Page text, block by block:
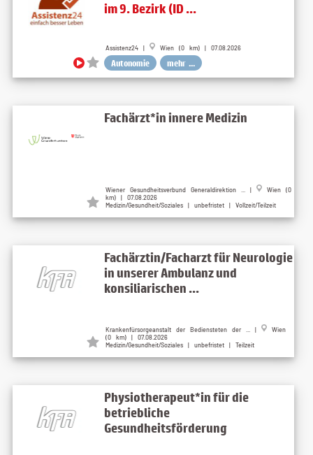
im 9. Bezirk (ID ...
Assistenz24 | Wien (0 km) | 07.08.2026
Autonomie mehr ...
Fachärzt*in innere Medizin
Wiener Gesundheitsverbund Generaldirektion ... |
Wien (0
km) | 07.08.2026
Medizin/Gesundheit/Soziales | unbefristet | Vollzeit/Teilzeit
Fachärztin/Facharzt für Neurologie
in unserer Ambulanz und
konsiliarischen ...
Krankenfürsorgeanstalt der Bediensteten der ... |
Wien
(0 km) | 07.08.2026
Medizin/Gesundheit/Soziales | unbefristet | Teilzeit
Physiotherapeut*in für die
betriebliche
Gesundheitsförderung